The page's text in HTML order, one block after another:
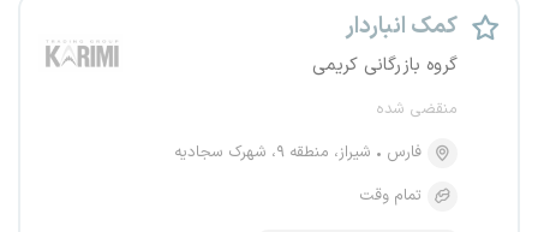
کمک انباردار
گروه بازرگانی کریمی
منقضی شده
فارس
شیراز، منطقه ۹، شهرک سجادیه
تمام وقت